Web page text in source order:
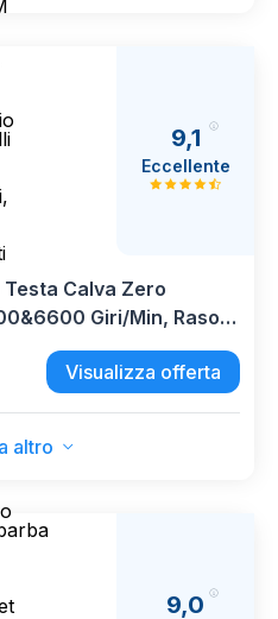
9,1
Eccellente
Testa Calva Zero
Giri/Min, Rasoio
Capelli 0 mm,
con Display LED
Visualizza offerta
altro
9,0